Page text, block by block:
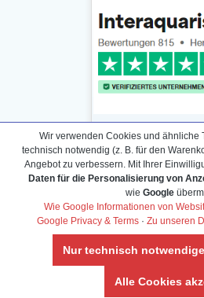
Widerrufs­recht /
AGB &
Impressum
Umwelt und
Vertrag
Wir verwenden Cookies und ähnliche
technisch notwendig (z. B. für den
Angebot zu verbessern. Mit Ihrer
Daten für die Personalisierung von
wie Google
Wie Google Informationen von
Google Privacy & Terms · Zu unseren
Nur technisch notwendige
Alle Cookies